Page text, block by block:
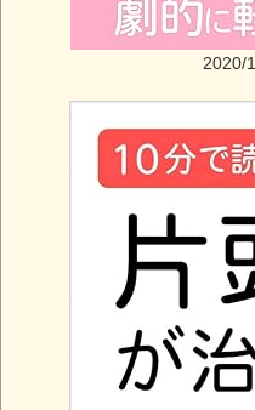
2020/